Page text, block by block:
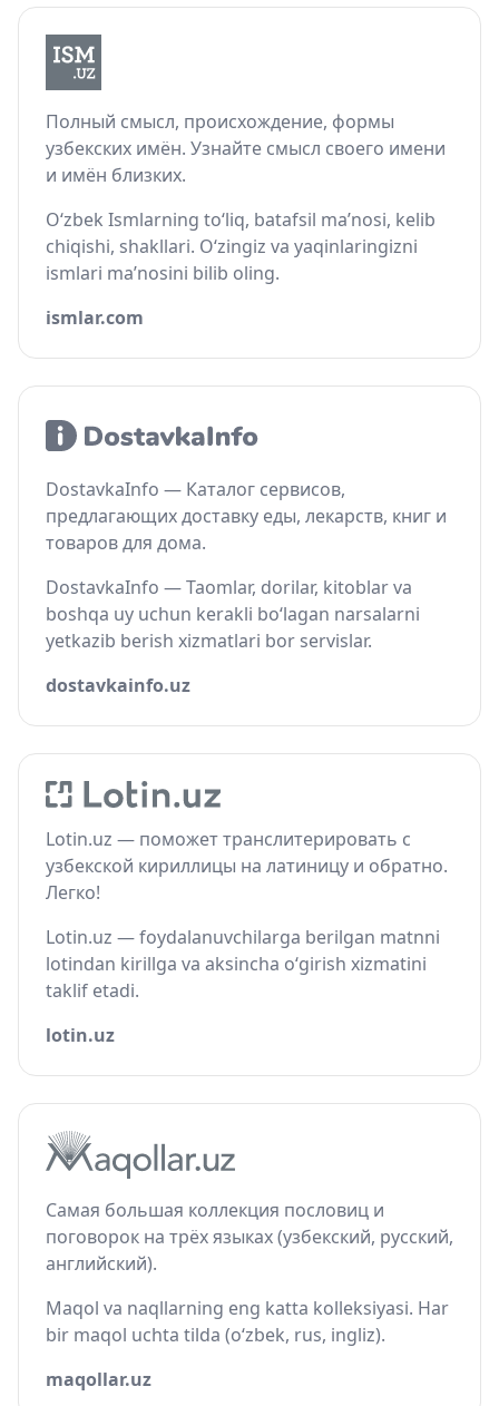
Полный смысл, происхождение, формы
узбекских имён. Узнайте смысл своего имени
и имён близких.
O‘zbek Ismlarning to‘liq, batafsil ma’nosi, kelib
chiqishi, shakllari. O‘zingiz va yaqinlaringizni
ismlari ma’nosini bilib oling.
ismlar.com
DostavkaInfo — Каталог сервисов,
предлагающих доставку еды, лекарств, книг и
товаров для дома.
DostavkaInfo — Taomlar, dorilar, kitoblar va
boshqa uy uchun kerakli bo‘lagan narsalarni
yetkazib berish xizmatlari bor servislar.
dostavkainfo.uz
Lotin.uz — поможет транслитерировать с
узбекской кириллицы на латиницу и обратно.
Легко!
Lotin.uz — foydalanuvchilarga berilgan matnni
lotindan kirillga va aksincha o‘girish xizmatini
taklif etadi.
lotin.uz
Самая большая коллекция пословиц и
поговорок на трёх языках (узбекский, русский,
английский).
Maqol va naqllarning eng katta kolleksiyasi. Har
bir maqol uchta tilda (o‘zbek, rus, ingliz).
maqollar.uz